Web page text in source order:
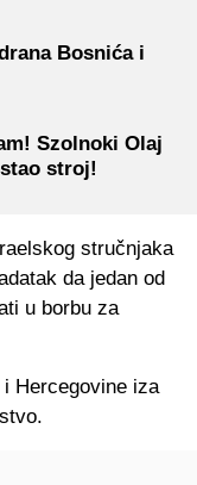
Bosnića i
Szolnoki Olaj
stroj!
stručnjaka
da jedan od
u borbu za
Hercegovine iza